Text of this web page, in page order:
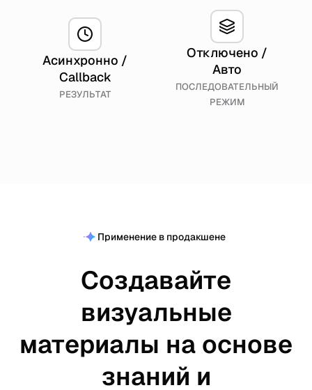
Асинхронно /
Callback
РЕЗУЛЬТАТ
Отключено /
Авто
ПОСЛЕДОВАТЕЛЬНЫЙ
РЕЖИМ
Применение в продакшене
Создавайте
визуальные
материалы на основе
знаний и